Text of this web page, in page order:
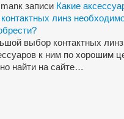
к записи Какие
линз
выбор контактных
к ним по хорошим
найти на сайте…